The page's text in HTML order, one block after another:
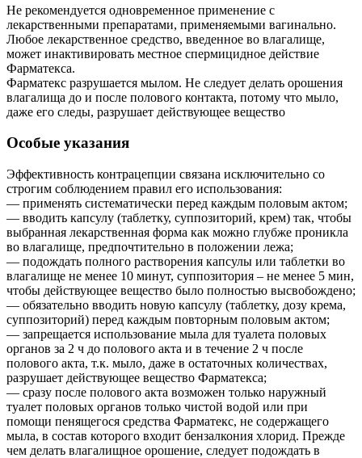
Не рекомендуется одновременное применение с
лекарственными препаратами, применяемыми вагинально.
Любое лекарственное средство, введенное во влагалище,
может инактивировать местное спермицидное действие
Фарматекса.
Фарматекс разрушается мылом. Не следует делать орошения
влагалища до и после полового контакта, потому что мыло,
даже его следы, разрушает действующее вещество
Особые указания
Эффективность контрацепции связана исключительно со
строгим соблюдением правил его использования:
— применять систематически перед каждым половым актом;
— вводить капсулу (таблетку, суппозиторий, крем) так, чтобы
выбранная лекарственная форма как можно глубже проникла
во влагалище, предпочтительно в положении лежа;
— подождать полного растворения капсулы или таблетки во
влагалище не менее 10 минут, суппозитория – не менее 5 мин,
чтобы действующее вещество было полностью высвобождено;
— обязательно вводить новую капсулу (таблетку, дозу крема,
суппозиторий) перед каждым повторным половым актом;
— запрещается использование мыла для туалета половых
органов за 2 ч до полового акта и в течение 2 ч после
полового акта, т.к. мыло, даже в остаточных количествах,
разрушает действующее вещество Фарматекса;
— сразу после полового акта возможен только наружный
туалет половых органов только чистой водой или при
помощи пенящегося средства Фарматекс, не содержащего
мыла, в состав которого входит бензалкония хлорид. Прежде
чем делать влагалищное орошение, следует подождать в